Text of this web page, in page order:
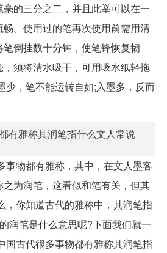
的三分之二，并且此举可以在一
。使用过的笔再次使用前需用清
倒挂数十分钟，使笔锋恢复韧
须将清水吸干，可用吸水纸轻拖
少，笔不能运转自如;入墨多，反而
有雅称其润笔指什么文人常说
事物都有雅称，其中，在文人墨客
为润笔，这看似和笔有关，但其
，你知道古代的雅称中，其润笔指
润笔是什么意思呢?下面我们就一
国古代很多事物都有雅称其润笔指